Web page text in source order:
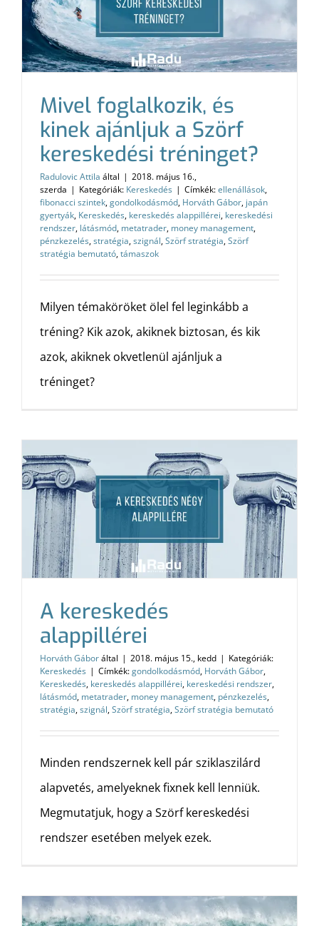
Mivel foglalkozik, és
kinek ajánljuk a Szörf
kereskedési tréninget?
Radulovic Attila által | 2018. május 16.,
szerda | Kategóriák: Kereskedés | Címkék:ellenállások,
fibonacci szintek,gondolkodásmód, Horváth Gábor, japán
gyertyák, Kereskedés, kereskedés alappillérei, kereskedési
rendszer, látásmód, metatrader, money management,
pénzkezelés,stratégia,szignál,Szörf stratégia,Szörf
stratégia bemutató,támaszok
Milyen témaköröket ölel fel leginkább a
tréning? Kik azok, akiknek biztosan, és kik
azok, akiknek okvetlenül ajánljuk a
tréninget?
A kereskedés
alappillérei
Horváth Gáboráltal | 2018. május 15., kedd | Kategóriák:
Kereskedés | Címkék:gondolkodásmód, Horváth Gábor,
Kereskedés, kereskedés alappillérei, kereskedési rendszer,
látásmód, metatrader, money management, pénzkezelés,
stratégia,szignál,Szörf stratégia,Szörf stratégia bemutató
Minden rendszernek kell pár sziklaszilárd
alapvetés, amelyeknek fixnek kell lenniük.
Megmutatjuk, hogy a Szörf kereskedési
rendszer esetében melyek ezek.